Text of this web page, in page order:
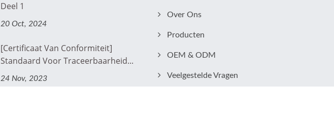
Deel 1
20 Oct, 2024
[Certificaat Van Conformiteit]
Standaard Voor Traceerbaarheid...
24 Nov, 2023
Over Ons
Producten
OEM & ODM
Veelgestelde Vragen